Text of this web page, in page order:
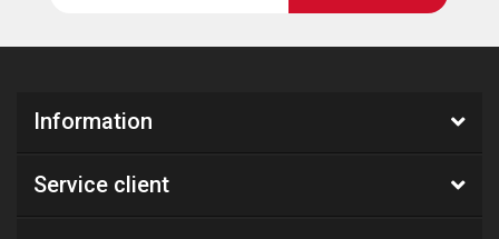
Information
Service client